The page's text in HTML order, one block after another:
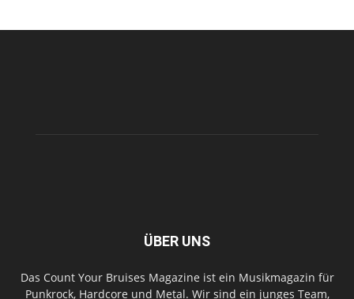
ÜBER UNS
Das Count Your Bruises Magazine ist ein Musikmagazin für
Punkrock, Hardcore und Metal. Wir sind ein junges Team,